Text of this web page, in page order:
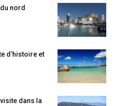
nord
d’histoire et
dans la